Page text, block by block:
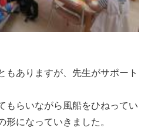
もありますが、先生がサポート
もらいながら風船をひねってい
形になっていきました。